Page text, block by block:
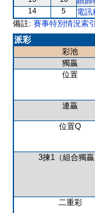
14 5 電訊
備註: 賽事特別情況索引
派彩
彩池
獨贏
位置
連贏
位置Q
3揀1（組合獨贏
二重彩